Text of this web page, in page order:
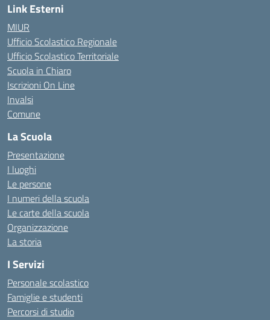
Link Esterni
MIUR
Ufficio Scolastico Regionale
Ufficio Scolastico Territoriale
Scuola in Chiaro
Iscrizioni On Line
Invalsi
Comune
La Scuola
Presentazione
I luoghi
Le persone
I numeri della scuola
Le carte della scuola
Organizzazione
La storia
I Servizi
Personale scolastico
Famiglie e studenti
Percorsi di studio